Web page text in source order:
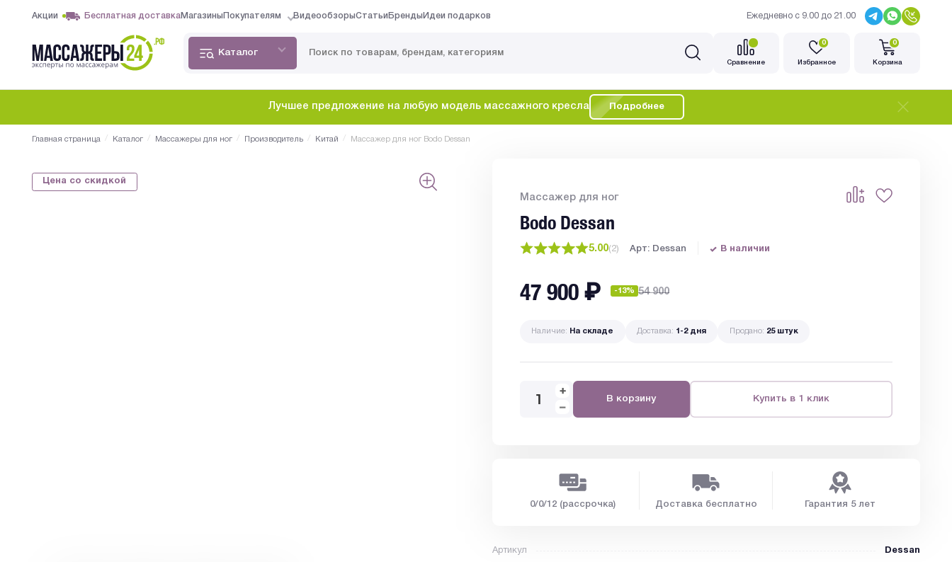
Акции Бесплатная доставкаМагазины Покупателям ВидеообзорыСтатьи Бренды Идеи подарков Ежедневно с 9.00 до 21.00
Каталог
Cравнение
0
Избранное
0
Корзина
Лучшее предложение на любую модель массажного кресла Подробнее
Главная страница / Каталог / Массажеры для ног / Производитель / Китай / Массажер для ног Bodo Dessan
Цена со скидкой
Массажер для ног
Bodo Dessan
5.00(2) Арт: Dessan В наличии
47 900 ₽ -13% 54 900
Наличие: На складе Доставка: 1-2 дня Продано: 25 штук
В корзину Купить в 1 клик
0/0/12 (рассрочка) Доставка бесплатно Гарантия 5 лет
Артикул Dessan